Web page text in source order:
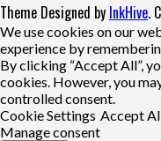
Theme Designed by InkHive.
We use cookies on our
experience by
By clicking “Accept All”,
cookies. However, you
controlled consent.
Cookie Settings Accept
Manage consent